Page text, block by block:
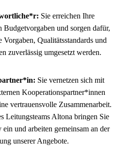
Sie erreichen Ihre
Budgetvorgaben und sorgen dafür,
Vorgaben, Qualitätsstandards und
zuverlässig umgesetzt werden.
Sie vernetzen sich mit
Kooperationspartner*innen
vertrauensvolle Zusammenarbeit.
Leitungsteams Altona bringen Sie
und arbeiten gemeinsam an der
unserer Angebote.